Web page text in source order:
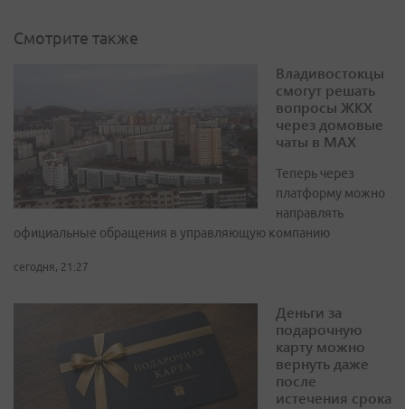
Смотрите также
Владивостокцы
смогут решать
вопросы ЖКХ
через домовые
чаты в МАХ
Теперь через
платформу можно
направлять
официальные обращения в управляющую компанию
сегодня, 21:27
Деньги за
подарочную
карту можно
вернуть даже
после
истечения срока